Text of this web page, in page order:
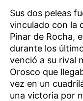
Sus dos peleas
vinculado con la
Pinar de Rocha,
durante los
venció a su rival
Orosco que
vez en un
una victoria por